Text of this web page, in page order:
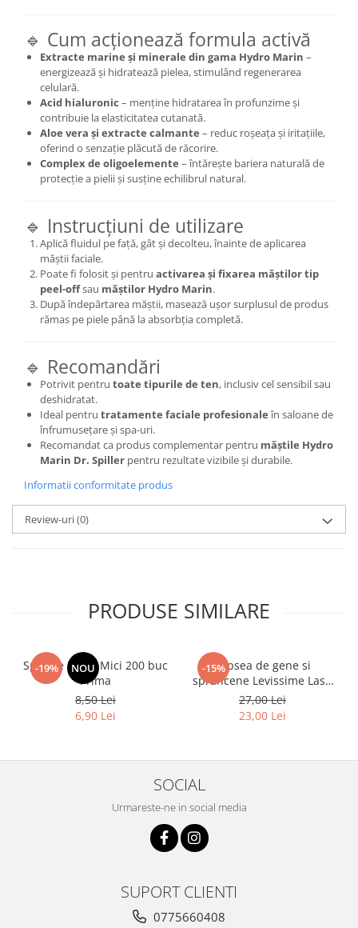
🔹 Cum acționează formula activă
Extracte marine și minerale din gama Hydro Marin –
energizează și hidratează pielea, stimulând regenerarea
celulară.
Acid hialuronic – menține hidratarea în profunzime și
contribuie la elasticitatea cutanată.
Aloe vera și extracte calmante – reduc roșeața și iritațiile,
oferind o senzație plăcută de răcorire.
Complex de oligoelemente – întărește bariera naturală de
protecție a pielii și susține echilibrul natural.
🔹 Instrucțiuni de utilizare
Aplică fluidul pe față, gât și decolteu, înainte de aplicarea
măștii faciale.
Poate fi folosit și pentru activarea și fixarea măștilor tip
peel-offsau măștilor Hydro Marin.
După îndepărtarea măștii, masează ușor surplusul de produs
rămas pe piele până la absorbția completă.
🔹 Recomandări
Potrivit pentru toate tipurile de ten, inclusiv cel sensibil sau
deshidratat.
Ideal pentru tratamente faciale profesionaleîn saloane de
înfrumusețare și spa-uri.
Recomandat ca produs complementar pentru măștile Hydro
Marin Dr. Spiller pentru rezultate vizibile și durabile.
Informatii conformitate produs
Review-uri(0)
PRODUSE SIMILARE
-19% NOU
Spatule Lemn Mici 200 buc
Prima
8,50 Lei
6,90 Lei
-15%Vopsea de gene si
sprancene Levissime Lash
Color 7-7 Maro Deschis
15ml
27,00 Lei
23,00 Lei
SOCIAL
Urmareste-ne in social media
SUPORT CLIENTI
0775660408